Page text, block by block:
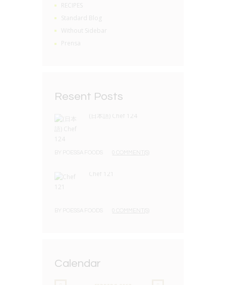
RECIPES
Standard Blog
Without Sidebar
Prensa
Resent Posts
(日本語) Chef 124
Chef 121
Calendar